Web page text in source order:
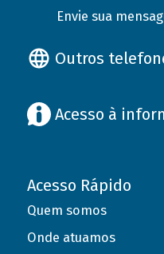
Envie sua
Outros
Acesso à
Acesso Rápido
Quem somos
Onde atuamos